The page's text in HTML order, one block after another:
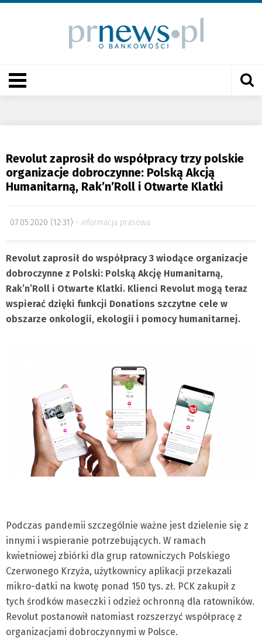
Revolut zaprosił do współpracy trzy polskie
organizacje dobroczynne: Polską Akcją
Humanitarną, Rak’n’Roll i Otwarte Klatki
07.05.2020 (12:31) informacja prasowa
Revolut zaprosił do współpracy 3 wiodące organizacje
dobroczynne z Polski: Polską Akcję Humanitarną,
Rak’n’Roll i Otwarte Klatki. Klienci Revolut mogą teraz
wspierać dzięki funkcji Donations szczytne cele w
obszarze onkologii, ekologii i pomocy humanitarnej.
Podczas pandemii szczególnie ważne jest dzielenie się z
innymi i wspieranie potrzebujących. W ramach
kwietniowej zbiórki dla grup ratowniczych Polskiego
Czerwonego Krzyża, użytkownicy aplikacji przekazali
mikro-datki na kwotę ponad 150 tys. zł. PCK zakupił z
tych środków maseczki i odzież ochronną dla ratowników.
Revolut postanowił natomiast rozszerzyć współpracę z
organizacjami dobroczynnymi w Polsce.